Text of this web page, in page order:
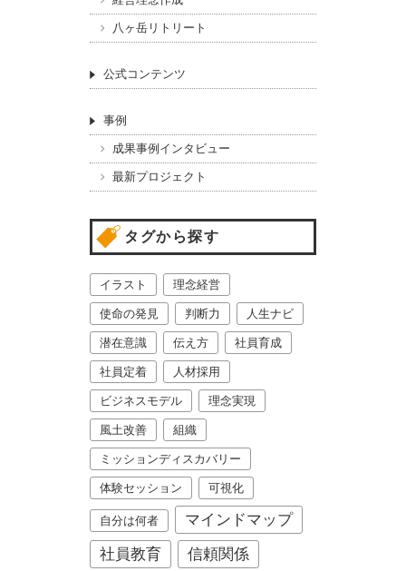
八ヶ岳リトリート
公式コンテンツ
事例
成果事例インタビュー
最新プロジェクト
タグから探す
イラスト 理念経営
使命の発見 判断力 人生ナビ
潜在意識 伝え方 社員育成
社員定着 人材採用
ビジネスモデル 理念実現
風土改善 組織
ミッションディスカバリー
体験セッション 可視化
自分は何者
マインドマップ
社員教育
信頼関係